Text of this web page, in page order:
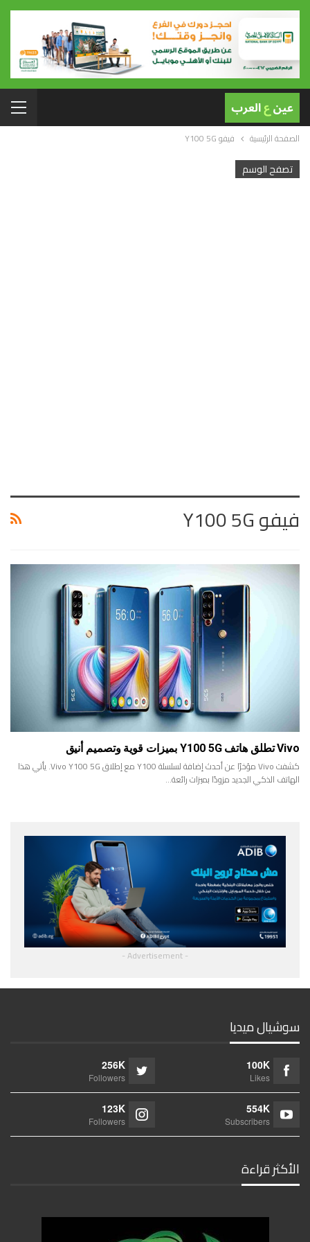
الصفحة الرئيسية فيفو Y100 5G
تصفح الوسم
فيفو Y100 5G
Vivo تطلق هاتف Y100 5G بميزات قوية وتصميم أنيق
كشفت Vivo مؤخرًا عن أحدث إضافة لسلسلة Y100 مع إطلاق Vivo Y100 5G. يأتي هذا
الهاتف الذكي الجديد مزودًا بميزات رائعة…
- Advertisement -
سوشيال ميديا
100K
Likes
256K
Followers
554K
Subscribers
123K
Followers
الأكثر قراءة